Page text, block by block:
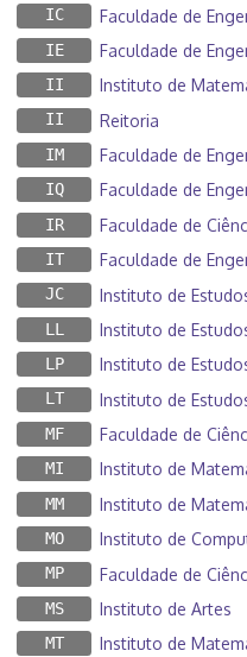
IC Faculdade de
IE Faculdade de
II Instituto de
II Reitoria
IM Faculdade de
IQ Faculdade de
IR Faculdade de
IT Faculdade de
JC Instituto de
LL Instituto de
LP Instituto de
LT Instituto de
MF Faculdade de
MI Instituto de
MM Instituto de
MO Instituto de
MP Faculdade de
MS Instituto de Artes
MT Instituto de